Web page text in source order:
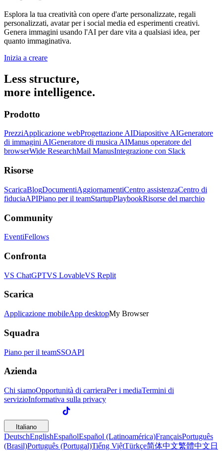
Esplora la tua creatività con opere d'arte personalizzate, regali
personalizzati, avatar per i social media ed esperimenti creativi.
Genera immagini usando l'AI per dare vita a qualsiasi idea, per
quanto immaginativa.
Inizia a creare
Less structure,
more intelligence.
Prodotto
PrezziApplicazione webProgettazione AIDiapositive AIGeneratore
di immagini AIGeneratore di musica AIManus operatore del
browserWide ResearchMail ManusIntegrazione con Slack
Risorse
ScaricaBlogDocumentiAggiornamentiCentro assistenzaCentro di
fiduciaAPIPiano per il teamStartupPlaybookRisorse del marchio
Community
EventiFellows
Confronta
VS ChatGPTVS LovableVS Replit
Scarica
Applicazione mobileApp desktopMy Browser
Squadra
Piano per il teamSSOAPI
Azienda
Chi siamoOpportunità di carrieraPer i mediaTermini di
servizioInformativa sulla privacy
Italiano
DeutschEnglishEspañolEspañol (Latinoamérica)FrançaisPortuguês
(Brasil)Português (Portugal)Tiếng ViệtTürkçe简体中文繁體中文 日